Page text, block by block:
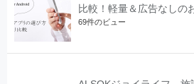
比較！軽量＆広告なしの
69件のビュー